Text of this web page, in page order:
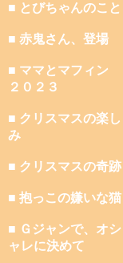
■ とびちゃんのこと
■ 赤鬼さん、登場
■ ママとマフィン
２０２３
■ クリスマスの楽し
み
■ クリスマスの奇跡
■ 抱っこの嫌いな猫
■ Ｇジャンで、オシ
ャレに決めて